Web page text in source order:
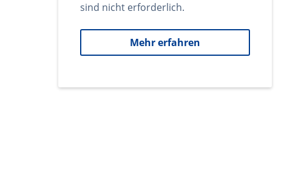
sind nicht erforderlich.
Mehr erfahren